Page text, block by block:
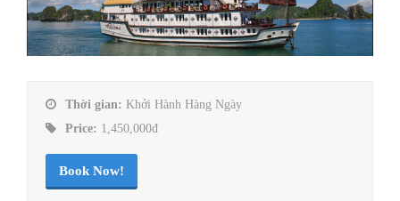
Thời gian: Khởi Hành Hàng Ngày
Price: 1,450,000đ
Book Now!